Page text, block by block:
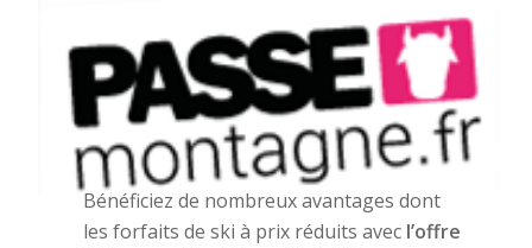
Bénéficiez de nombreux avantages dont
les forfaits de ski à prix réduits avec l’offre